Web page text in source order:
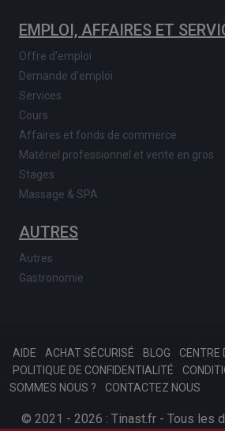
EMPLOI, AFFAIRES ET
Offre d'emploi
Demande d'emploi
Services
Cours
Affaires et fonds de commerce
Matériel professionnel et vente en gros
Stages
Massage & SPA
AUTRES
Autres
Gastronomie
AIDE ACHAT SÉCURISÉ BLOG CENTRE
POLITIQUE DE CONFIDENTIALITÉ
SOMMES NOUS ?
CONTACTEZ NOUS
© 2021 - 2026 : Tinast.fr - Tous les